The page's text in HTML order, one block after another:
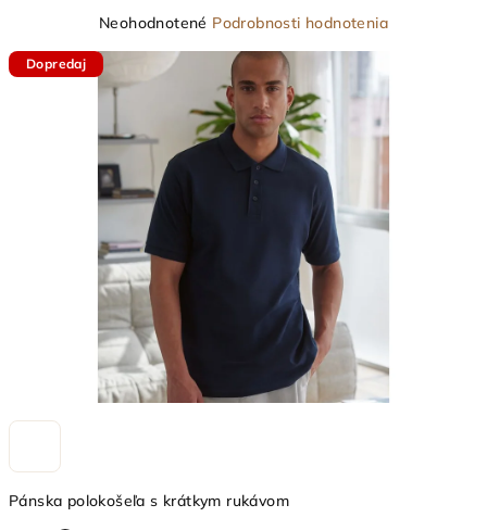
Pánska polokošeľa s krátkym rukávom
Priemerné
produktu
je
z
hviezdičiek.
Neohodnotené Podrobnosti hodnotenia
Dopredaj